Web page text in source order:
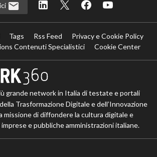
Tags Rss Feed
Privacy e Cookie Policy
Contenuti Specialistici
Cookie Center
grande network in Italia di testate e portali
Trasformazione Digitale e dell’Innovazione
missione di diffondere la cultura digitale e
e pubbliche amministrazioni italiane.